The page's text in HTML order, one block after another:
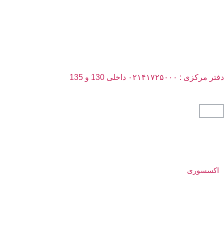
دفتر مرکزی : ۰۲۱۴۱۷۲۵۰۰۰ داخلی 130 و 135
اکسسوری